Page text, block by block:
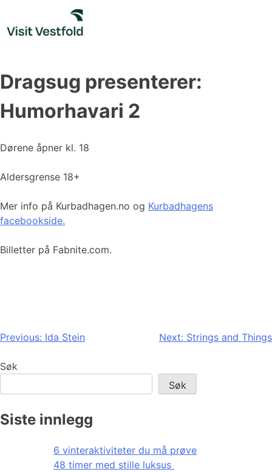
content
Dragsug presenterer:
Humorhavari 2
Dørene åpner kl. 18
Aldersgrense 18+
Mer info på Kurbadhagen.no og Kurbadhagens
facebookside.
Billetter på Fabnite.com.
Innleggsnavigasjon
Previous: Ida Stein Next: Strings and Things
Søk
Søk
Siste innlegg
6 vinteraktiviteter du må prøve
48 timer med stille luksus